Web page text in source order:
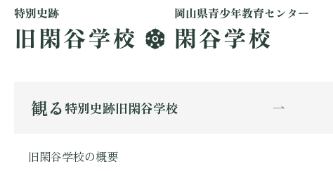
観る特別史跡旧閑谷学校
旧閑谷学校の概要